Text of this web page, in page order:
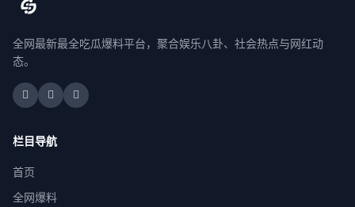
全网最新最全吃瓜爆料平台，聚合娱乐八卦、社会热点与网红动
态。
栏目导航
首页
全网爆料